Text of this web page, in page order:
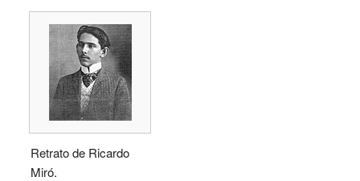
Retrato de Ricardo
Miró.